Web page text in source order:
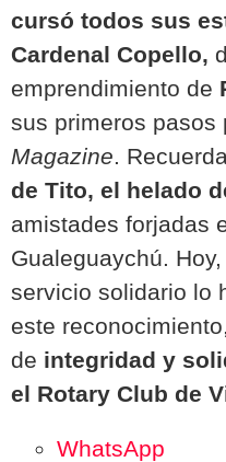
cursó todos sus
Cardenal Copello,
emprendimiento de
sus primeros pasos
Magazine.
de Tito, el helado
amistades forjadas
Gualeguaychú.
servicio solidario lo
este
de integridad y
el Rotary Club de
WhatsApp